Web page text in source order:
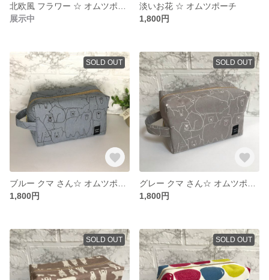
展示中
淡いお花 ☆ オムツポーチ
1,800円
SOLD OUT
1,800円
SOLD OUT
1,800円
SOLD OUT SOLD OUT